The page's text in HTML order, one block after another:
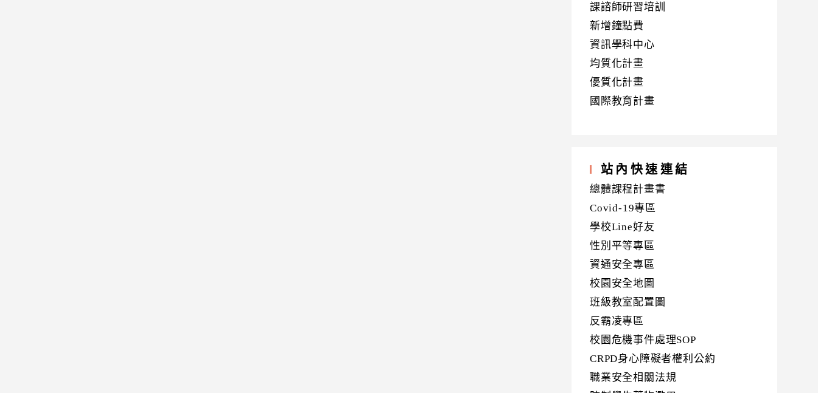
課諮師研習培訓
新增鐘點費
資訊學科中心
均質化計畫
優質化計畫
國際教育計畫
站內快速連結
總體課程計畫書
Covid-19專區
學校Line好友
性別平等專區
資通安全專區
校園安全地圖
班級教室配置圖
反霸凌專區
校園危機事件處理SOP
CRPD身心障礙者權利公約
職業安全相關法規